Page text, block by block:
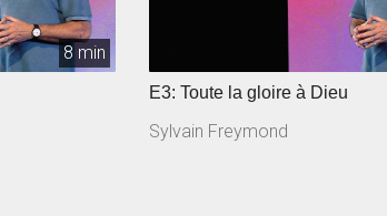
8 min
E3: Toute la gloire à Dieu
Sylvain Freymond